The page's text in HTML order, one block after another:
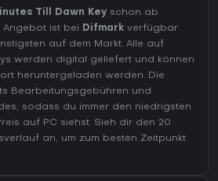
Till Dawn Key schon ab
Angebot ist bei Difmark verfügbar
auf dem Markt. Alle auf
werden digital geliefert und können
heruntergeladen werden. Die
Bearbeitungsgebühren und
sodass du immer den niedrigsten
auf PC siehst. Sieh dir den 20
an, um zum besten Zeitpunkt